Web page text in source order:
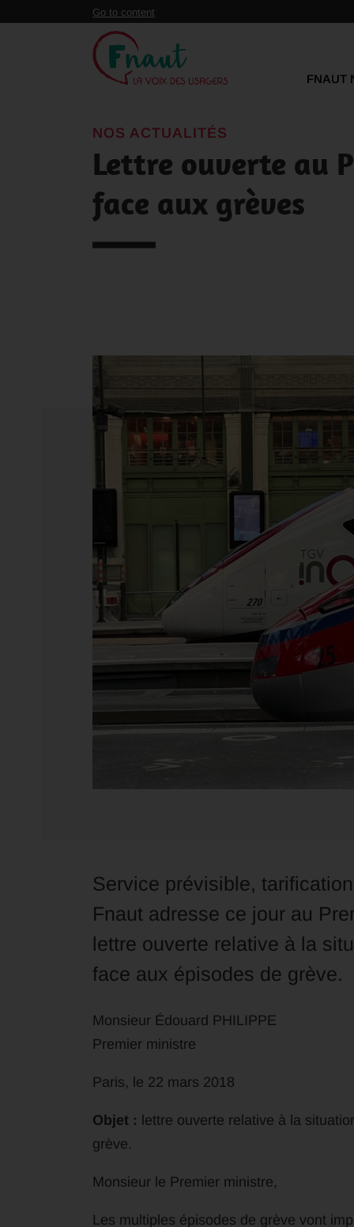
Panneau de gestion des cookies
Go to content
FNAUT
NOS ACTUALITÉS
Lettre ouverte au
face aux grèves
Service prévisible,
Fnaut adresse ce jour au
lettre ouverte relative à la
face aux épisodes de grève.
Monsieur Édouard PHILIPPE
Premier ministre
Paris, le 22 mars 2018
Objet : lettre ouverte relative à la
grève.
Monsieur le Premier ministre,
Les multiples épisodes de grève vont